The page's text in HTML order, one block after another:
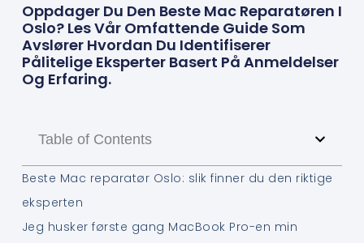
Oppdager Du Den Beste Mac Reparatøren I
Oslo? Les Vår Omfattende Guide Som
Avslører Hvordan Du Identifiserer
Pålitelige Eksperter Basert På Anmeldelser
Og Erfaring.
Table of Contents
Beste Mac reparatør Oslo: slik finner du den riktige
eksperten
Jeg husker første gang MacBook Pro-en min